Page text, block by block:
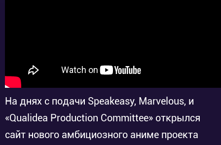
На днях с подачи Speakeasy, Marvelous, и
«Qualidea Production Committee» открылся
сайт нового амбициозного аниме проекта